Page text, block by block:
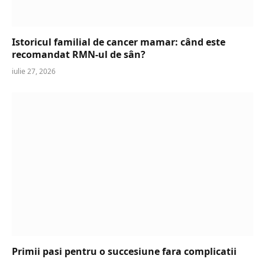
Istoricul familial de cancer mamar: când este
recomandat RMN-ul de sân?
iulie 27, 2026
Primii pasi pentru o succesiune fara complicatii